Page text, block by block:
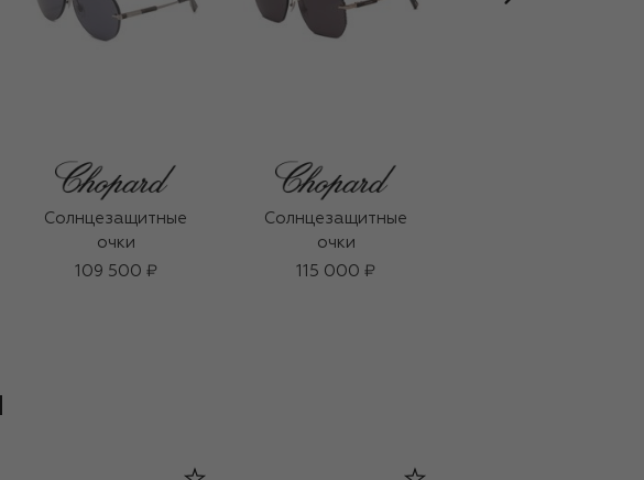
Солнцезащитные
очки
109 500 ₽
Солнцезащитные
очки
115 000 ₽